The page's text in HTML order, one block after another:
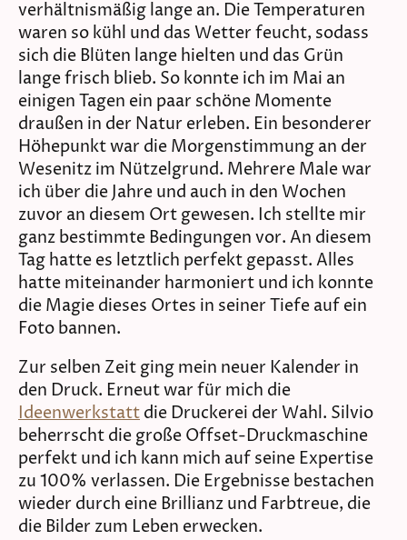
verhältnismäßig lange an. Die Temperaturen
waren so kühl und das Wetter feucht, sodass
sich die Blüten lange hielten und das Grün
lange frisch blieb. So konnte ich im Mai an
einigen Tagen ein paar schöne Momente
draußen in der Natur erleben. Ein besonderer
Höhepunkt war die Morgenstimmung an der
Wesenitz im Nützelgrund. Mehrere Male war
ich über die Jahre und auch in den Wochen
zuvor an diesem Ort gewesen. Ich stellte mir
ganz bestimmte Bedingungen vor. An diesem
Tag hatte es letztlich perfekt gepasst. Alles
hatte miteinander harmoniert und ich konnte
die Magie dieses Ortes in seiner Tiefe auf ein
Foto bannen.
Zur selben Zeit ging mein neuer Kalender in
den Druck. Erneut war für mich die
Ideenwerkstatt die Druckerei der Wahl. Silvio
beherrscht die große Offset-Druckmaschine
perfekt und ich kann mich auf seine Expertise
zu 100% verlassen. Die Ergebnisse bestachen
wieder durch eine Brillianz und Farbtreue, die
die Bilder zum Leben erwecken.